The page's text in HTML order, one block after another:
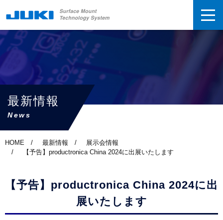
最新情報
News
HOME 最新情報
展示会情報
【予告】productronica China 2024に出展いたします
【予告】productronica China 2024に出
展いたします